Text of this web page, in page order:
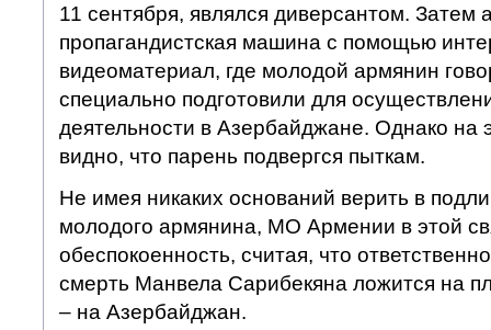
11 сентября, являлся диверсантом. Затем
пропагандистская машина с помощью
видеоматериал, где молодой армянин
специально подготовили для
деятельности в Азербайджане. Однако на
видно, что парень подвергся пыткам.
Не имея никаких оснований верить в
молодого армянина, МО Армении в этой
обеспокоенность, считая, что
смерть Манвела Сарибекяна ложится на
– на Азербайджан.